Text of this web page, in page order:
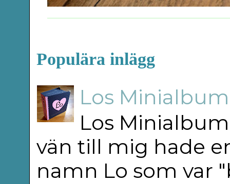
Populära inlägg
Los
Los
vän till mig hade
namn Lo som var